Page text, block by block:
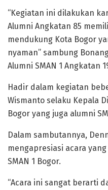
“Kegiatan ini dilakukan
Alumni Angkatan 85
mendukung Kota Bogor
nyaman” sambung
Alumni SMAN 1 Angkatan
Hadir dalam kegiatan
Wismanto selaku Kepala
Bogor yang juga alumni
Dalam sambutannya,
mengapresiasi acara
SMAN 1 Bogor.
“Acara ini sangat berarti